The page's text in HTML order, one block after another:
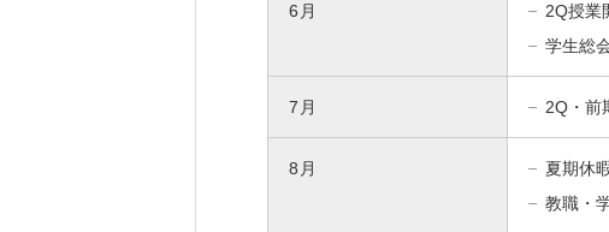
6月
2Q授業
学生総
7月 2Q・前
8月
夏期休
教職・